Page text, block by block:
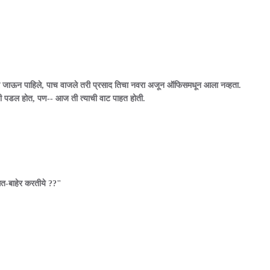
पाहिले, पाच वाजले तरी प्रसाद तिचा नवरा अजून ऑफिसमधून आला नव्हता.
होत, पण-- आज ती त्याची वाट पाहत होती.
बाहेर करतीये ??"